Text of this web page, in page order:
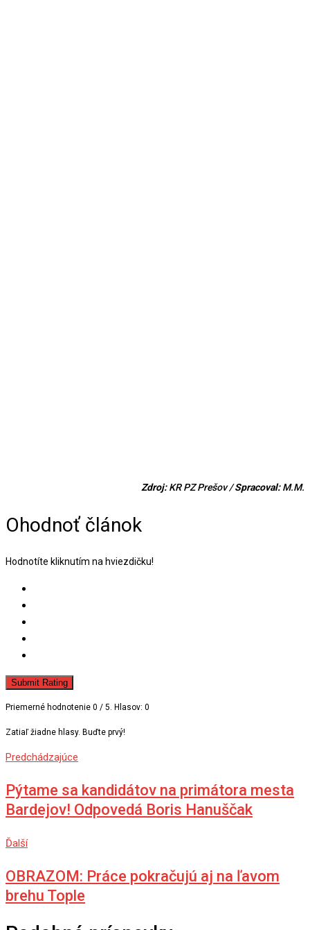
Zdroj:KR PZ Prešov /Spracoval:M.M.
Ohodnoť článok
Hodnotíte kliknutím na hviezdičku!
Submit Rating
Priemerné hodnotenie 0 / 5. Hlasov: 0
Zatiaľ žiadne hlasy. Buďte prvý!
Predchádzajúce
Pýtame sa kandidátov na primátora mesta
Bardejov! Odpovedá Boris Hanuščak
Ďalší
OBRAZOM: Práce pokračujú aj na ľavom
brehu Tople